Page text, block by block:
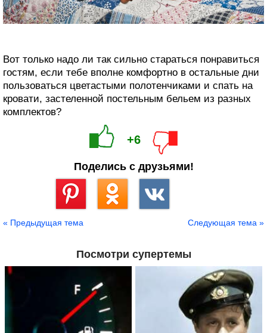
Вот только надо ли так сильно стараться понравиться
гостям, если тебе вполне комфортно в остальные дни
пользоваться цветастыми полотенчиками и спать на
кровати, застеленной постельным бельем из разных
комплектов?
+6
Поделись с друзьями!
« Предыдущая тема Следующая тема »
Посмотри супертемы